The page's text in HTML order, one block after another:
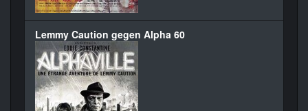
Lemmy Caution gegen Alpha 60